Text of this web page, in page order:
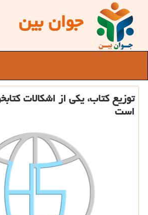
جوان بین
توزیع كتاب، یكی از اشكالات
است